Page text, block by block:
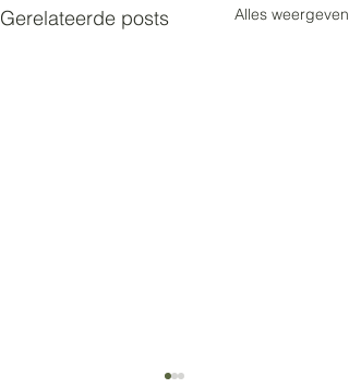
Gerelateerde posts Alles weergeven